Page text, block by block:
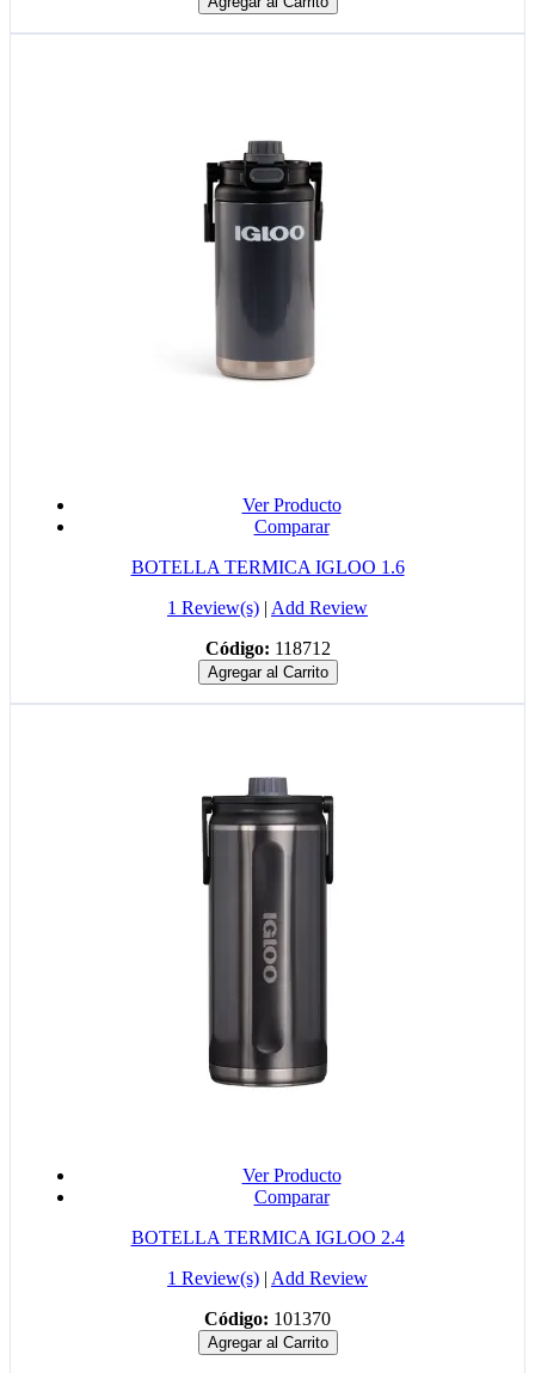
Ver Producto
Comparar
BOTELLA TERMICA IGLOO 1.6
1 Review(s) | Add Review
Código: 118712
Agregar al Carrito
Ver Producto
Comparar
BOTELLA TERMICA IGLOO 2.4
1 Review(s) | Add Review
Código: 101370
Agregar al Carrito